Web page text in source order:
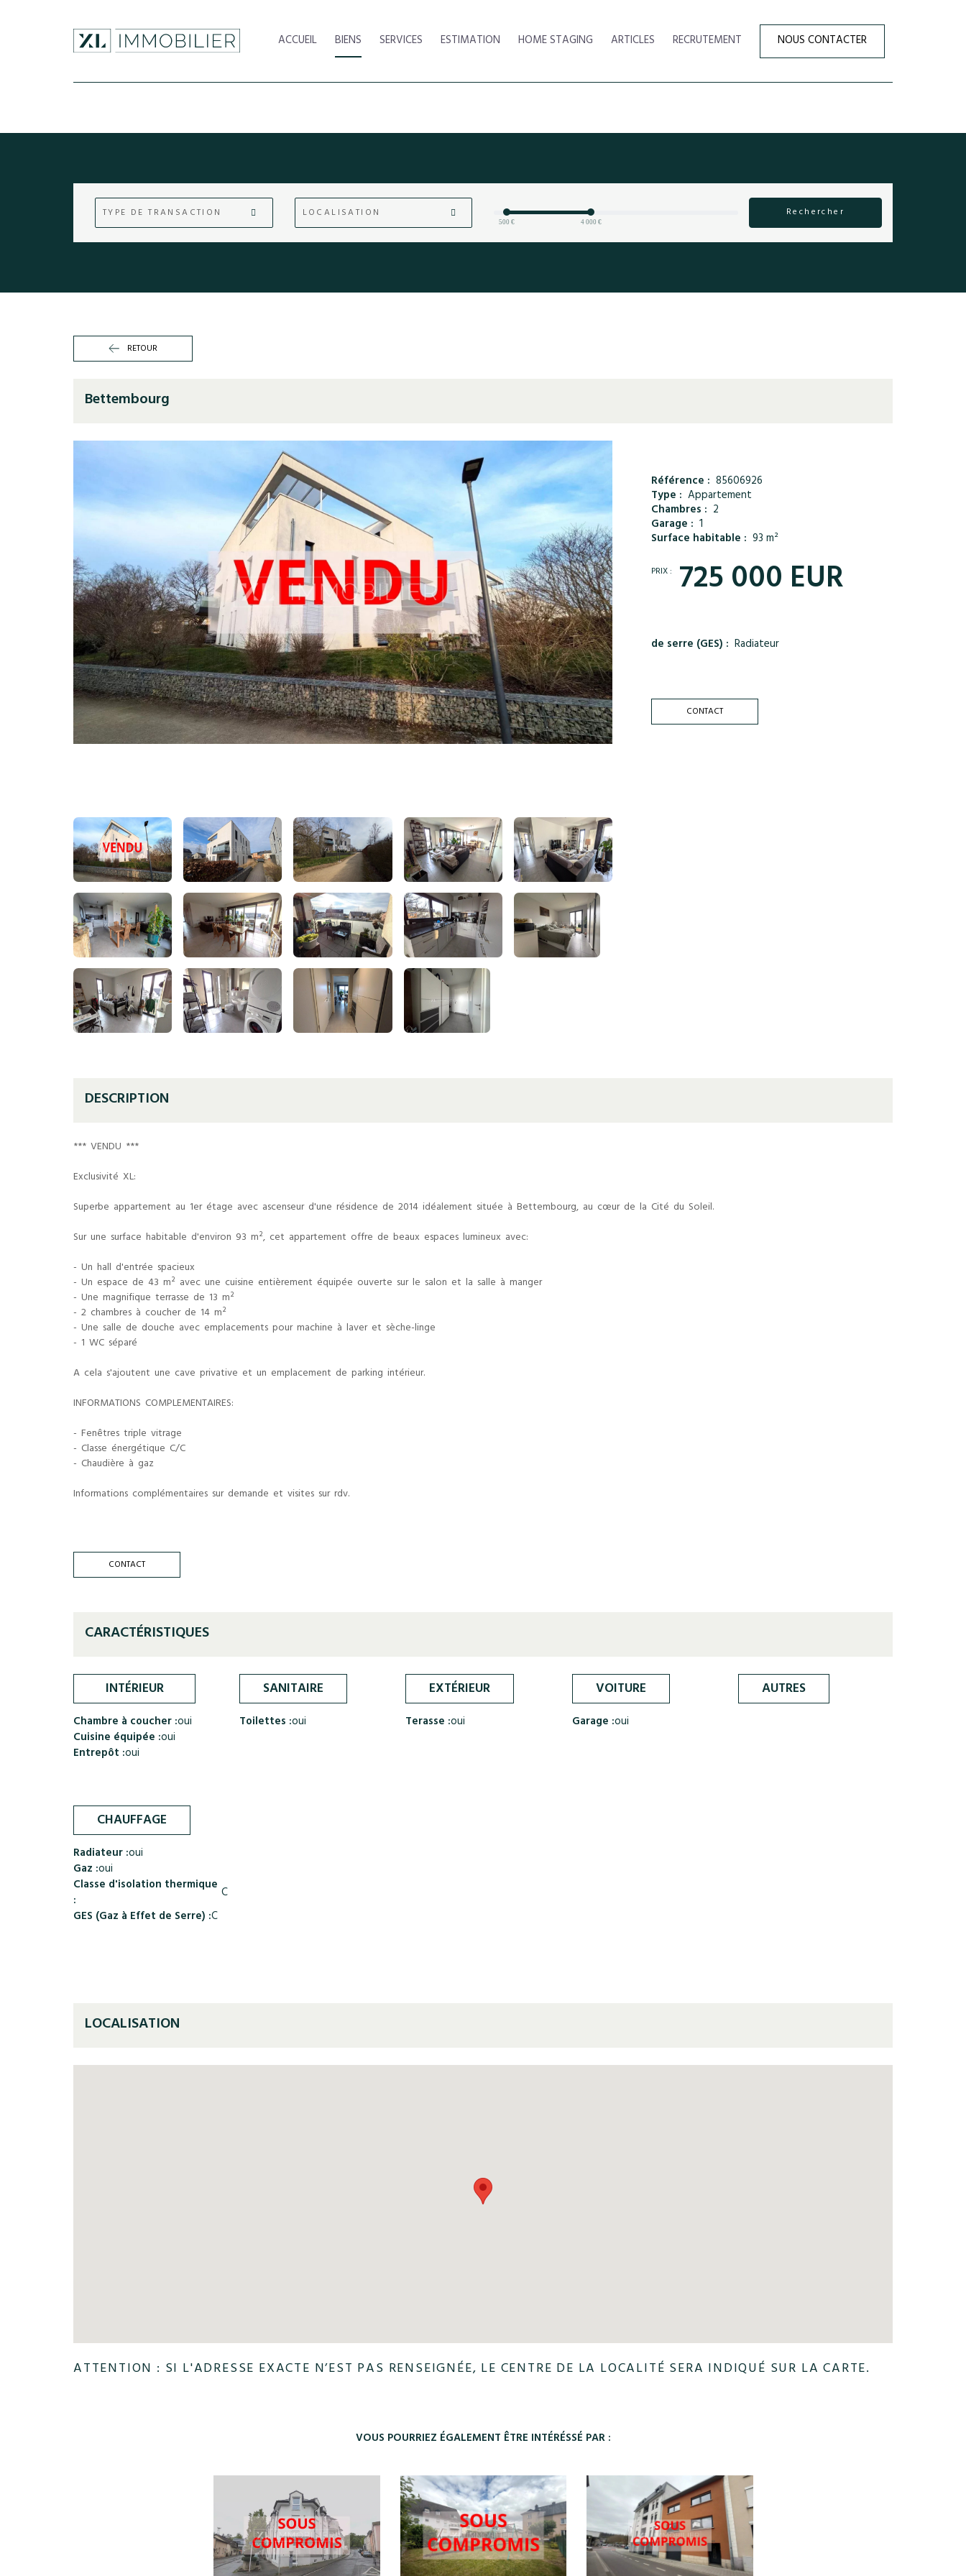
ACCUEIL BIENS SERVICES ESTIMATION HOME STAGING ARTICLES RECRUTEMENT NOUS CONTACTER
TYPE DE TRANSACTION LOCALISATION
500 € 4 000 €
Rechercher
RETOUR
Bettembourg
Référence : 85606926
Type : Appartement
Chambres : 2
Garage : 1
Surface habitable : 93 m²
PRIX : 725 000 EUR
de serre (GES) : Radiateur
CONTACT
DESCRIPTION
*** VENDU ***
Exclusivité XL:
Superbe appartement au 1er étage avec ascenseur d'une résidence de 2014 idéalement située à Bettembourg, au cœur de la Cité du Soleil.
Sur une surface habitable d'environ 93 m², cet appartement offre de beaux espaces lumineux avec:
- Un hall d'entrée spacieux
- Un espace de 43 m² avec une cuisine entièrement équipée ouverte sur le salon et la salle à manger
- Une magnifique terrasse de 13 m²
- 2 chambres à coucher de 14 m²
- Une salle de douche avec emplacements pour machine à laver et sèche-linge
- 1 WC séparé
A cela s'ajoutent une cave privative et un emplacement de parking intérieur.
INFORMATIONS COMPLEMENTAIRES:
- Fenêtres triple vitrage
- Classe énergétique C/C
- Chaudière à gaz
Informations complémentaires sur demande et visites sur rdv.
CONTACT
CARACTÉRISTIQUES
INTÉRIEUR
Chambre à coucher :oui
Cuisine équipée :oui
Entrepôt :oui
SANITAIRE
Toilettes :oui
EXTÉRIEUR
Terasse :oui
VOITURE
Garage :oui
AUTRES
CHAUFFAGE
Radiateur :oui
Gaz :oui
Classe d'isolation thermique
:
C
GES (Gaz à Effet de Serre) :C
LOCALISATION
ATTENTION : SI L'ADRESSE EXACTE N’EST PAS RENSEIGNÉE, LE CENTRE DE LA LOCALITÉ SERA INDIQUÉ SUR LA CARTE.
VOUS POURRIEZ ÉGALEMENT ÊTRE INTÉRÉSSÉ PAR :